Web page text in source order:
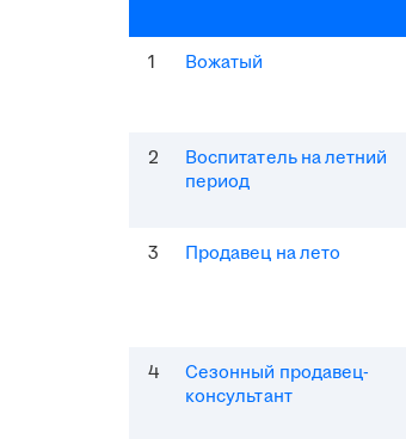
1 Вожатый
2
Воспитатель на летний
период
3 Продавец на лето
4
Сезонный продавец-
консультант